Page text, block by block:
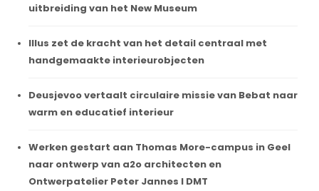
uitbreiding van het New Museum
Illus zet de kracht van het detail centraal met
handgemaakte interieurobjecten
Deusjevoo vertaalt circulaire missie van Bebat naar
warm en educatief interieur
Werken gestart aan Thomas More-campus in Geel
naar ontwerp van a2o architecten en
Ontwerpatelier Peter Jannes I DMT